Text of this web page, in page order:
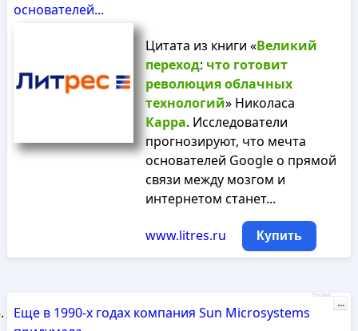
основателей...
Цитата из книги «Великий
переход: что готовит
революцияоблачных
технологий» Николаса
Карра. Исследователи
прогнозируют, что мечта
основателей Google о прямой
связи между мозгом и
интернетом станет...
www.litres.ru Купить
Еще в 1990-х годах компания Sun Microsystems
Реклама
...